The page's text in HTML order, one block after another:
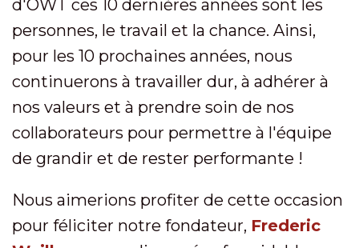
d'OWT ces 10 dernières années sont les
personnes, le travail et la chance. Ainsi,
pour les 10 prochaines années, nous
continuerons à travailler dur, à adhérer à
nos valeurs et à prendre soin de nos
collaborateurs pour permettre à l'équipe
de grandir et de rester performante !
Nous aimerions profiter de cette occasion
pour féliciter notre fondateur, Frederic